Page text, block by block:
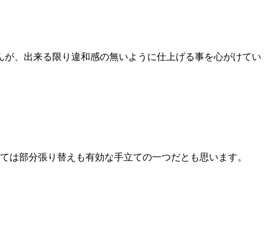
、出来る限り違和感の無いように仕上げる事を心がけてい
部分張り替えも有効な手立ての一つだとも思います。